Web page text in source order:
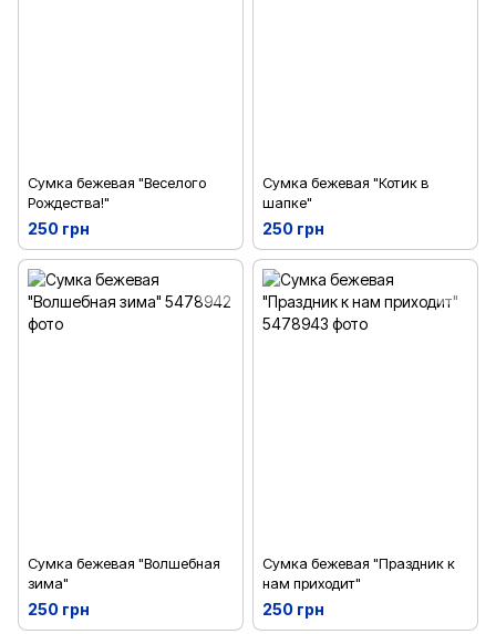
Сумка бежевая "Веселого
Рождества!"
250 грн
Сумка бежевая "Котик в
шапке"
250 грн
Сумка бежевая "Волшебная
зима"
250 грн
Сумка бежевая "Праздник к
нам приходит"
250 грн